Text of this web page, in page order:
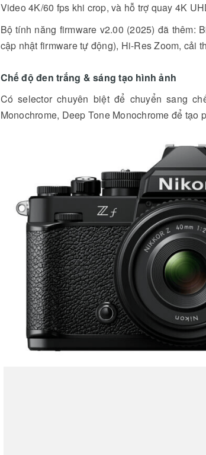
Video 4K/60 fps khi crop, và hỗ trợ quay 4K
Bộ tính năng firmware v2.00 (2025) đã thêm:
cập nhật firmware tự động), Hi-Res Zoom, cải
Chế độ đen trắng & sáng tạo hình ảnh
Có selector chuyên biệt để chuyển sang
Monochrome, Deep Tone Monochrome để tạo